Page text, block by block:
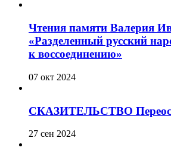
Чтения памяти Валерия
«Разделенный русский
к воссоединению»
07 окт 2024
СКАЗИТЕЛЬСТВО
27 сен 2024